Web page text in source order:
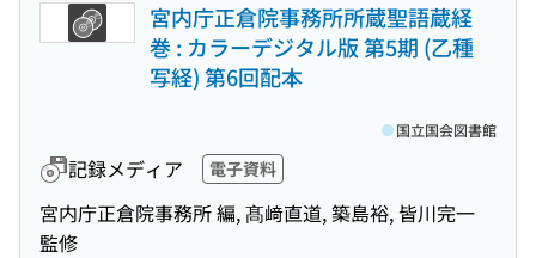
宮内庁正倉院事務所所蔵聖語蔵経
巻 : カラーデジタル版 第5期 (乙種
写経) 第6回配本
記録メディア 電子資料
宮内庁正倉院事務所 編, 髙﨑直道, 築島裕, 皆川完一
監修
国立国会図書館